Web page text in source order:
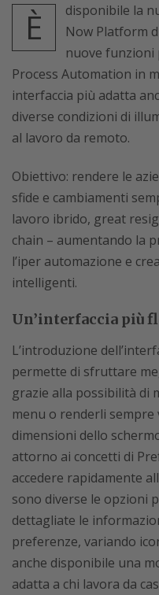
È disponibile la
Now Platform
nuove funzioni
Process Automation in
interfaccia più adatta
diverse condizioni di
al lavoro da remoto.
Obiettivo: rendere le
sfide e cambiamenti
lavoro ibrido, great
chain – aumentando la
l’iper automazione e
intelligenti.
Un’interfaccia più
L’introduzione
permette di sfruttare
grazie alla possibilità di
menu o renderli sempre
dimensioni dello
attorno ai concetti di
accedere rapidamente
sono diverse le opzioni
dettagliate le
preferenze, variando
anche disponibile una
adatta a chi lavora da